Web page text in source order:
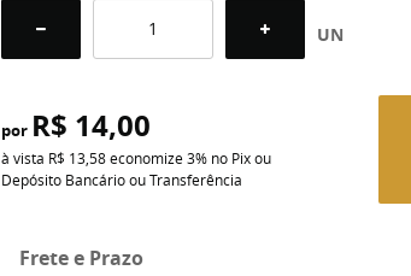
UN
por R$ 14,00
à vista R$ 13,58economize3% no Pix ou
Depósito Bancário ou Transferência
Frete e Prazo